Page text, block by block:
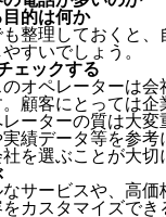
目的は何か
整理しておくと、
すいでしょう。
ェックする
オペレーターは会
顧客にとっては企
ーターの質は大
績データ等を参考
を選ぶことが大切
サービスや、高価
カスタマイズでき